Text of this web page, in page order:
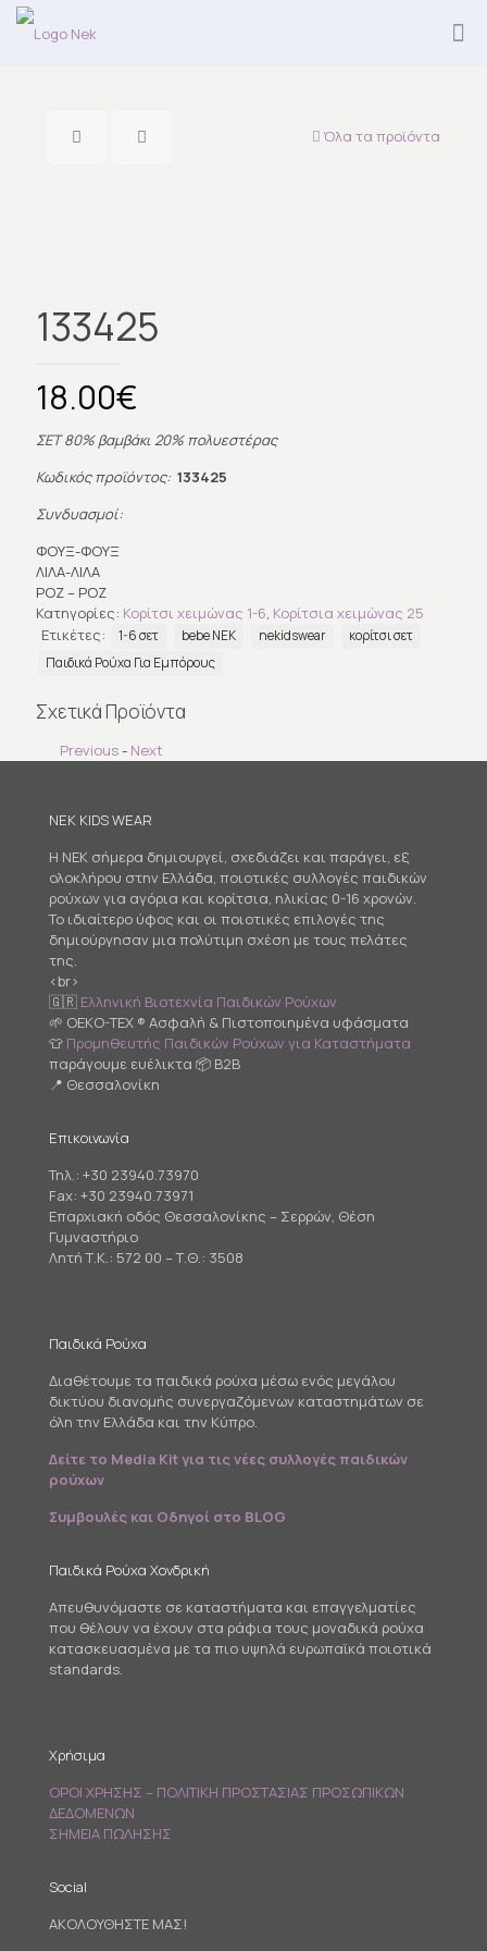
Όλα τα προϊόντα
133425
18.00€
ΣΕΤ 80% βαμβάκι 20% πολυεστέρας
Κωδικός προϊόντος: 133425
Συνδυασμοί:
ΦΟΥΞ-ΦΟΥΞ
ΛΙΛΑ-ΛΙΛΑ
ΡΟΖ – ΡΟΖ
Κατηγορίες: Κορίτσι χειμώνας 1-6, Κορίτσια χειμώνας 25
Ετικέτες:
1-6 σετ bebe ΝΕΚ nekidswear
κορίτσι σετ
Παιδικά Ρούχα Για Εμπόρους
Σχετικά Προϊόντα
Previous- Next
NEK KIDS WEAR
Η NEK σήμερα δημιουργεί, σχεδιάζει και παράγει, εξ
ολοκλήρου στην Ελλάδα, ποιοτικές συλλογές παιδικών
ρούχων για αγόρια και κορίτσια, ηλικίας 0-16 χρονών.
Το ιδιαίτερο ύφος και οι ποιοτικές επιλογές της
δημιούργησαν μια πολύτιμη σχέση με τους πελάτες
της.
<br>
🇬🇷 Ελληνική Βιοτεχνία Παιδικών Ρούχων
🌱 OEKO-TEX ® Ασφαλή & Πιστοποιημένα υφάσματα
👕 Προμηθευτής Παιδικών Ρούχων για Καταστήματα
παράγουμε ευέλικτα 📦 B2B
📍 Θεσσαλονίκη
Επικοινωνία
Τηλ.: +30 23940.73970
Fax: +30 23940.73971
Επαρχιακή οδός Θεσσαλονίκης – Σερρών, Θέση
Γυμναστήριο
Λητή Τ.Κ.: 572 00 – Τ.Θ.: 3508
Παιδικά Ρούχα
Διαθέτουμε τα παιδικά ρούχα μέσω ενός μεγάλου
δικτύου διανομής συνεργαζόμενων καταστημάτων σε
όλη την Ελλάδα και την Κύπρο.
Δείτε το Media Kit για τις νέες συλλογές παιδικών
ρούχων
Συμβουλές και Οδηγοί στο BLOG
Παιδικά Ρούχα Χονδρική
Απευθυνόμαστε σε καταστήματα και επαγγελματίες
που θέλουν να έχουν στα ράφια τους μοναδικά ρούχα
κατασκευασμένα με τα πιο υψηλά ευρωπαϊκά ποιοτικά
standards.
Χρήσιμα
ΟΡΟΙ ΧΡΗΣΗΣ – ΠΟΛΙΤΙΚΗ ΠΡΟΣΤΑΣΙΑΣ ΠΡΟΣΩΠΙΚΩΝ
ΔΕΔΟΜΕΝΩΝ
ΣΗΜΕΙΑ ΠΩΛΗΣΗΣ
Social
ΑΚΟΛΟΥΘΗΣΤΕ ΜΑΣ!